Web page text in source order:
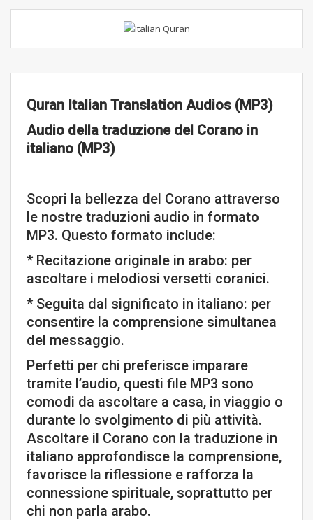
Quran Italian Translation Audios (MP3)
Audio della traduzione del Corano in
italiano (MP3)
Scopri la bellezza del Corano attraverso
le nostre traduzioni audio in formato
MP3. Questo formato include:
* Recitazione originale in arabo: per
ascoltare i melodiosi versetti coranici.
* Seguita dal significato in italiano: per
consentire la comprensione simultanea
del messaggio.
Perfetti per chi preferisce imparare
tramite l’audio, questi file MP3 sono
comodi da ascoltare a casa, in viaggio o
durante lo svolgimento di più attività.
Ascoltare il Corano con la traduzione in
italiano approfondisce la comprensione,
favorisce la riflessione e rafforza la
connessione spirituale, soprattutto per
chi non parla arabo.